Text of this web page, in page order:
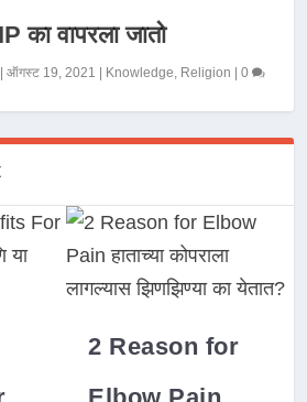
का वापरला जातो
|ऑगस्ट 19, 2021 Knowledge, Religion |0
2 Reason for